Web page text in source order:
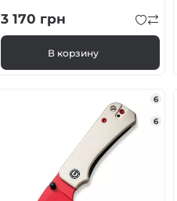
3 170 грн
В корзину
6
6